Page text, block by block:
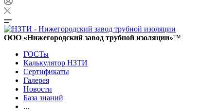
ООО «Нижегородский завод трубной изоляции»™
ГОСТы
Калькулятор НЗТИ
Сертификаты
Галерея
Новости
База знаний
...